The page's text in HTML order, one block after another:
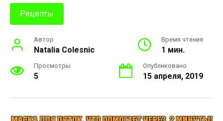
Рецепты
Автор
Natalia Colesnic
Время чтения
1 мин.
Просмотры
5
Опубликовано
15 апреля, 2019